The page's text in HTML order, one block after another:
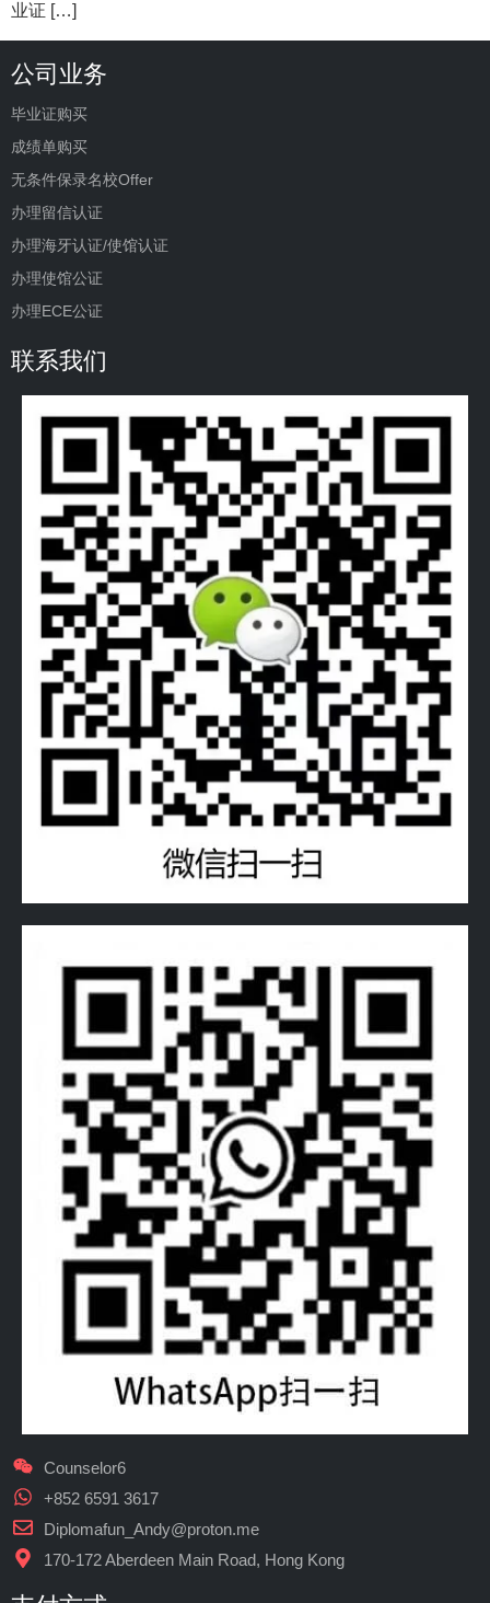
业证 […]
公司业务
毕业证购买
成绩单购买
无条件保录名校Offer
办理留信认证
办理海牙认证/使馆认证
办理使馆公证
办理ECE公证
联系我们
Counselor6
+852 6591 3617
Diplomafun_Andy@proton.me
170-172 Aberdeen Main Road, Hong Kong